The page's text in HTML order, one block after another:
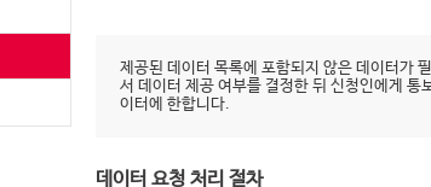
제공된 데이터 목록에 포함되지 않은 데이터가
서 데이터 제공 여부를 결정한 뒤 신청인에게
이터에 한합니다.
데이터 요청 처리 절차